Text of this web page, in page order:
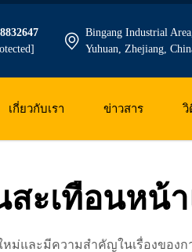
Bingang Industrial
Yuhuan, Zhejiang,
เกี่ยวกับเรา ข่าวสาร วิ
สะเทือนหน้
ม่และมีความสำคัญในเรื่องขอ